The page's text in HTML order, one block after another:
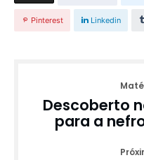
Pinterest Linkedin
Descoberto
para a